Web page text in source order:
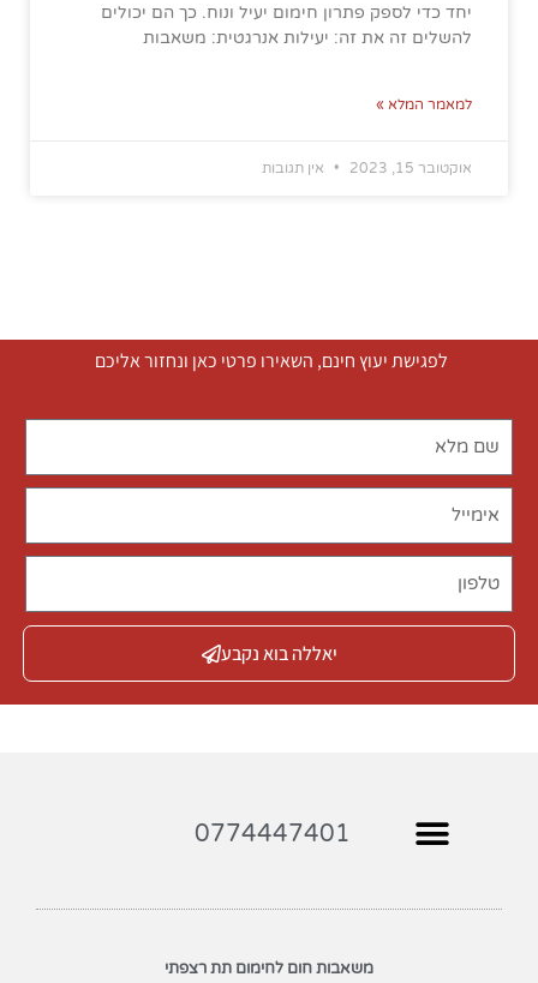
יחד כדי לספק פתרון חימום יעיל ונוח. כך הם יכולים
להשלים זה את זה: יעילות אנרגטית: משאבות
למאמר המלא »
אוקטובר 15, 2023 אין תגובות
לפגישת יעוץ חינם, השאירו פרטי כאן ונחזור אליכם
יאללה בוא נקבע
0774447401
משאבות חום לחימום תת רצפתי